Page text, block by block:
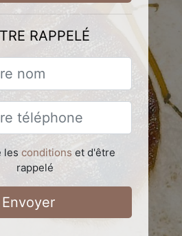
RAPPELÉ
les conditions et d'être
rappelé
Envoyer